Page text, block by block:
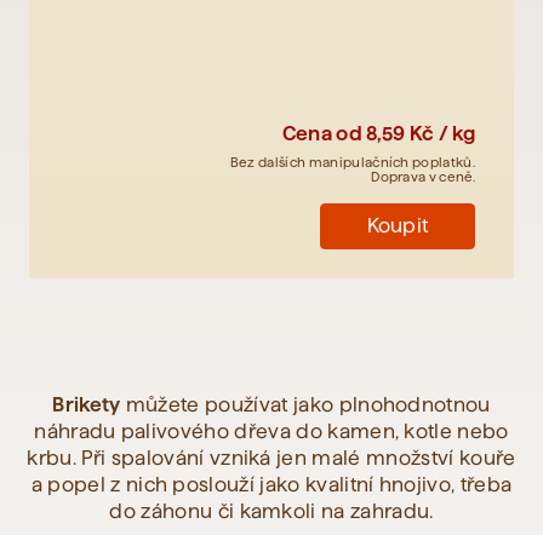
Cena od8,59 Kč / kg
Bez dalších manipulačních poplatků.
Doprava v ceně.
Koupit
Brikety můžete používat jako plnohodnotnou
náhradu palivového dřeva do kamen, kotle nebo
krbu. Při spalování vzniká jen malé množství kouře
a popel z nich poslouží jako kvalitní hnojivo, třeba
do záhonu či kamkoli na zahradu.